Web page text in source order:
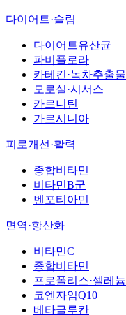
다이어트·슬림
다이어트유산균
파비플로라
카테킨·녹차추출물
모로실·시서스
카르니틴
가르시니아
피로개선·활력
종합비타민
비타민B군
벤포티아민
면역·항산화
비타민C
종합비타민
프로폴리스·셀레늄
코엔자임Q10
베타글루칸